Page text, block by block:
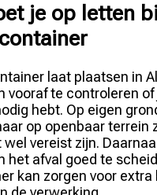
je op letten
laat plaatsen in
vooraf te controleren of
hebt. Op eigen
op openbaar terrein
wel vereist zijn.
het afval goed te
kan zorgen voor